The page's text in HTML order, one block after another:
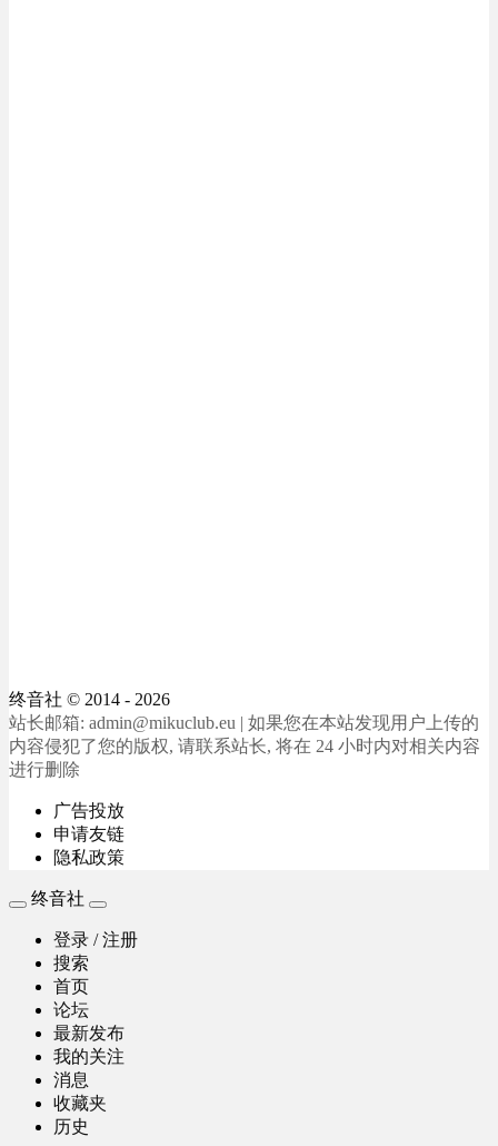
终音社 © 2014 - 2026
站长邮箱: admin@mikuclub.eu | 如果您在本站发现用户上传的
内容侵犯了您的版权, 请联系站长, 将在 24 小时内对相关内容
进行删除
广告投放
申请友链
隐私政策
终音社
登录 / 注册
搜索
首页
论坛
最新发布
我的关注
消息
收藏夹
历史